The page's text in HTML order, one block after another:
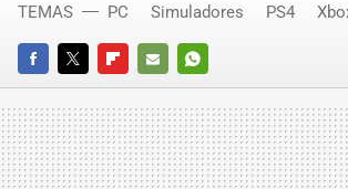
FACEBOOKTWITTERFLIPBOARD
E-
MAIL
WHATSAPP
TEMAS PC Simuladores PS4